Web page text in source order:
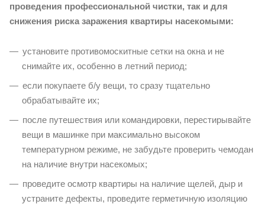
проведения профессиональной чистки, так и для
снижения риска заражения квартиры насекомыми:
установите противомоскитные сетки на окна и не
снимайте их, особенно в летний период;
если покупаете б/у вещи, то сразу тщательно
обрабатывайте их;
после путешествия или командировки, перестирывайте
вещи в машинке при максимально высоком
температурном режиме, не забудьте проверить чемодан
на наличие внутри насекомых;
проведите осмотр квартиры на наличие щелей, дыр и
устраните дефекты, проведите герметичную изоляцию